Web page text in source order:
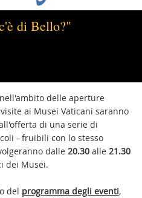
di Bello?"
delle aperture
ai Musei Vaticani saranno
di una serie di
- fruibili con lo stesso
dalle 20.30alle 21.30
dei Musei.
del programma degli eventi,